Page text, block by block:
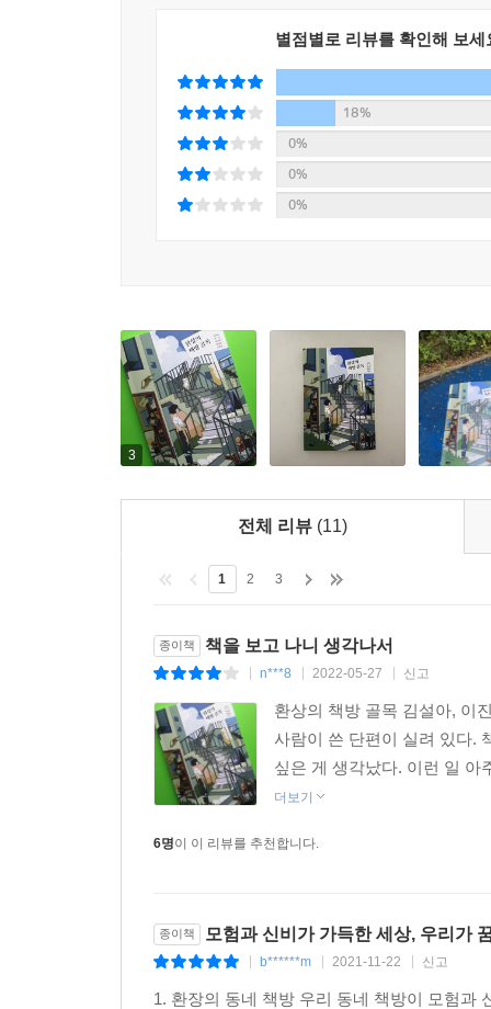
날, 환상의 책방 골목을 함께 거닐다 자신만의 환
별점별로 리뷰를 확인해 보세
18%
0%
0%
0%
3
전체 리뷰 (11)
1 2 3
종이책 책을 보고 나니 생각나서
n***8 2022-05-27 신고
환상의 책방 골목 김설아, 이
사람이 쓴 단편이 실려 있다.
싶은 게 생각났다. 이런 일 아
더보기
6명이 이 리뷰를 추천합니다.
종이책 모험과 신비가 가득한 세상, 우리가
b******m 2021-11-22 신고
1. 환장의 동네 책방 우리 동네 책방이 모험과